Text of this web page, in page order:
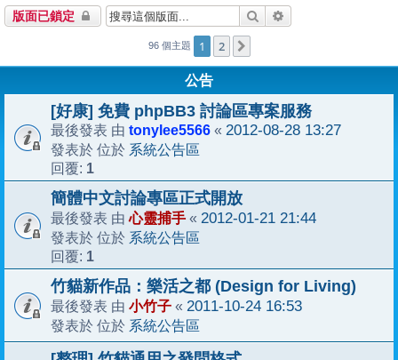
版面已鎖定 搜尋
96 個主題 1 2
公告
[好康] 免費 phpBB3 討論區專案服務
最後發表 由 tonylee5566 « 2012-08-28 13:27
發表於 位於 系統公告區
回覆: 1
簡體中文討論專區正式開放
最後發表 由心靈捕手 « 2012-01-21 21:44
發表於 位於 系統公告區
回覆: 1
竹貓新作品：樂活之都 (Design for Living)
最後發表 由 小竹子 « 2011-10-24 16:53
發表於 位於 系統公告區